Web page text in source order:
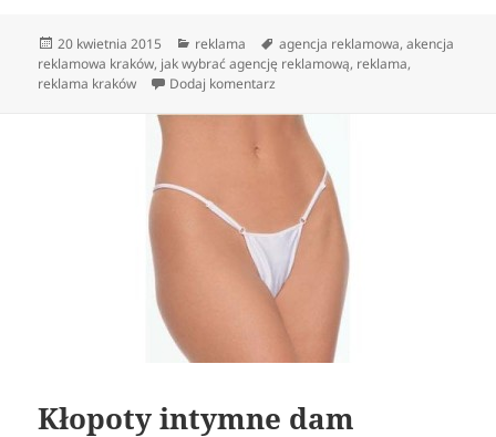
Data
publikacji
20 kwietnia 2015 Kategorie
reklama Tagi
agencja reklamowa,akencja
reklamowa kraków, jak wybrać agencję reklamową, reklama,
reklama kraków
Dodaj komentarz
Kłopoty intymne dam